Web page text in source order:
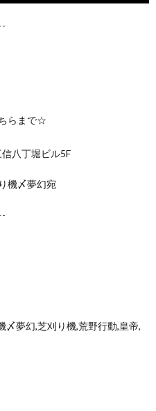
らまで☆
八丁堀ビル5F
機〆夢幻宛
夢幻,芝刈り機,荒野行動,皇帝,